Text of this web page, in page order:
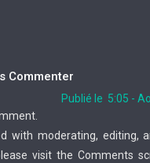
Commenter
Publié le 5:05 -
with moderating, editing,
visit the Comments